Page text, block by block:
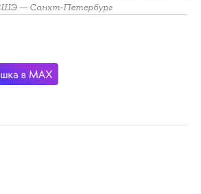
— Санкт-Петербург